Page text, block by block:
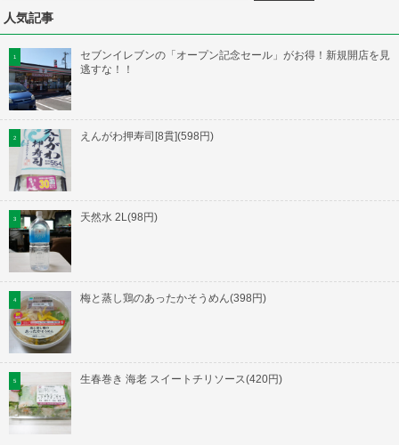
人気記事
セブンイレブンの「オープン記念セール」がお得！新規開店を見
逃すな！！
えんがわ押寿司[8貫](598円)
天然水 2L(98円)
梅と蒸し鶏のあったかそうめん(398円)
生春巻き 海老 スイートチリソース(420円)